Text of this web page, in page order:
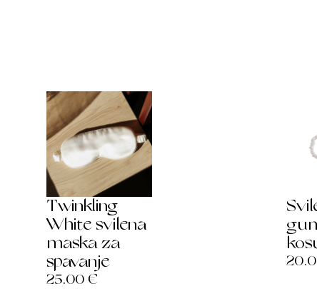
Twinkling
White svilena
maska za
spavanje
25.00 €